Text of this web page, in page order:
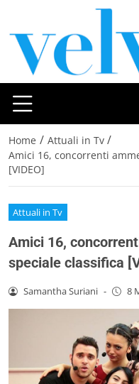
Home / Attuali in Tv /
Amici 16, concorrenti
[VIDEO]
Attuali in Tv
Amici 16,
speciale classifica
Samantha Suriani - 8